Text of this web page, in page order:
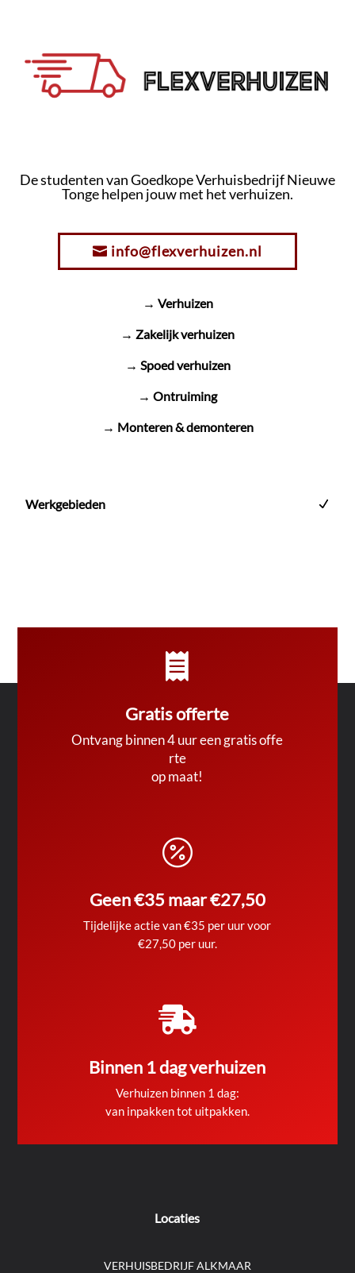
De studenten van Goedkope Verhuisbedrijf Nieuwe
Tonge helpen jouw met het verhuizen.
info@flexverhuizen.nl
→ Verhuizen
→ Zakelijk verhuizen
→ Spoed verhuizen
→ Ontruiming
→ Monteren & demonteren
Werkgebieden

Gratis offerte
Ontvang binnen 4 uur een gratis offe
rte
op maat!

Geen €35 maar €27,50
Tijdelijke actie van €35 per uur voor
€27,50 per uur.

Binnen 1 dag verhuizen
Verhuizen binnen 1 dag:
van inpakken tot uitpakken.
Locaties
VERHUISBEDRIJF ALKMAAR